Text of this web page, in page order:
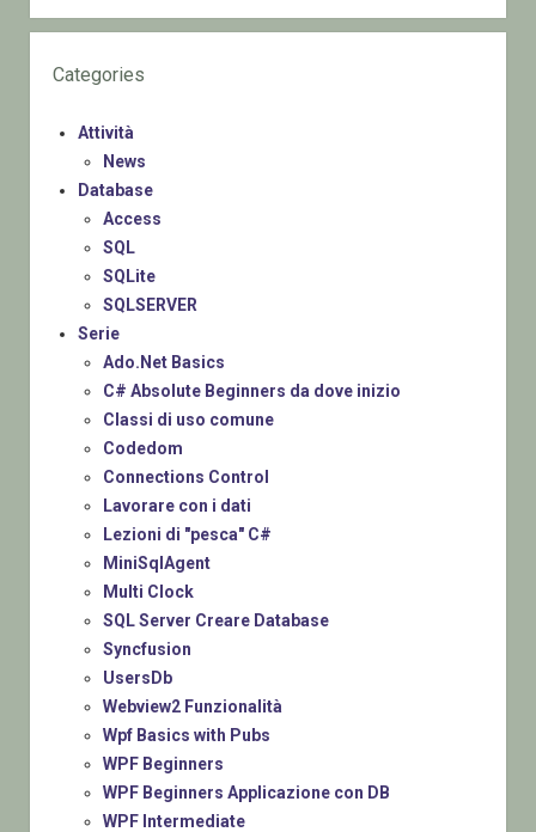
Categories
Attività
News
Database
Access
SQL
SQLite
SQLSERVER
Serie
Ado.Net Basics
C# Absolute Beginners da dove inizio
Classi di uso comune
Codedom
Connections Control
Lavorare con i dati
Lezioni di "pesca" C#
MiniSqlAgent
Multi Clock
SQL Server Creare Database
Syncfusion
UsersDb
Webview2 Funzionalità
Wpf Basics with Pubs
WPF Beginners
WPF Beginners Applicazione con DB
WPF Intermediate